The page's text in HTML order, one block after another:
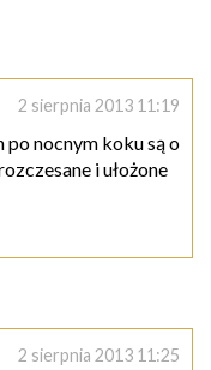
2 sierpnia 2013 11:19
nocnym koku są o
i ułożone
2 sierpnia 2013 11:25